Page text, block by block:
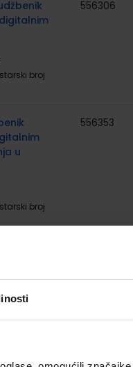
udžbenik
broj
556306
u
broj
556353